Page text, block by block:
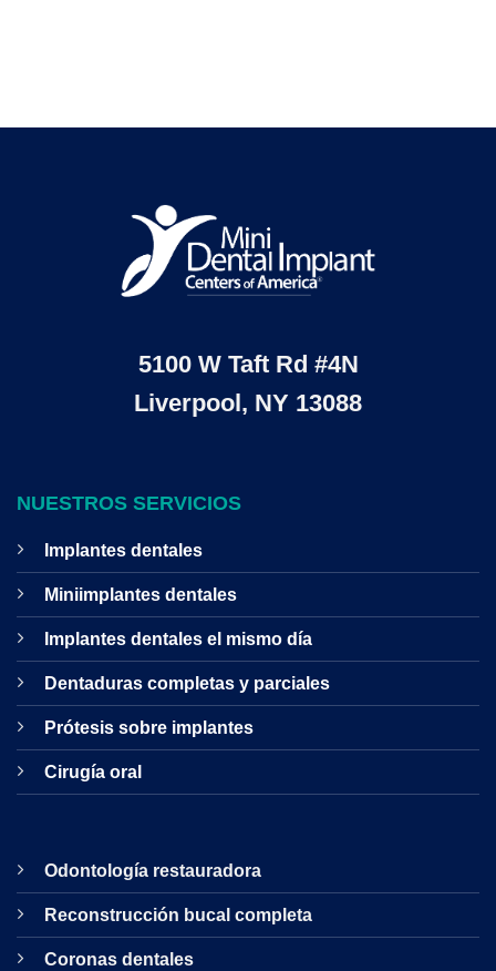
5100 W Taft Rd #4N
Liverpool, NY 13088
NUESTROS SERVICIOS
Implantes dentales
Miniimplantes dentales
Implantes dentales el mismo día
Dentaduras completas y parciales
Prótesis sobre implantes
Cirugía oral
Odontología restauradora
Reconstrucción bucal completa
Coronas dentales